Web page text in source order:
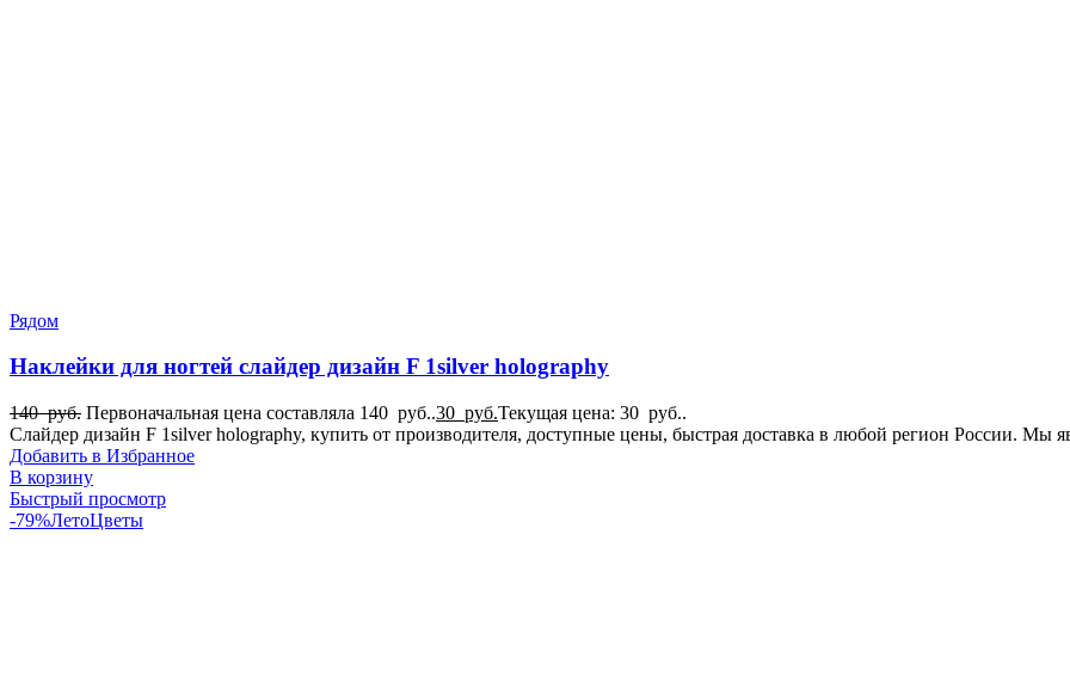
Рядом
Наклейки для ногтей слайдер дизайн F 1silver holography
140руб. Первоначальная цена составляла 140 руб..30 руб.Текущая цена: 30 руб..
Слайдер дизайн F 1silver holography, купить от производителя, доступные цены, быстрая доставка в любой регион России. Мы
Добавить в Избранное
В корзину
Быстрый просмотр
-79%ЛетоЦветы